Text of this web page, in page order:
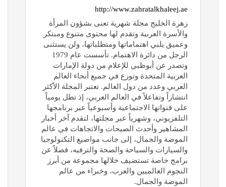
http://www.zahratalkhaleej.ae
زهرة الخليج مجلة شهرية تعنى بشؤون المرأة
والأسرة العربية وتقدم لها محتوى متنوع ومبتكر
وعميق يلبي اهتماماتها ومتطلباتها، ولن يستثنى
الرجل من دائرة الاهتمام. تأسست عام 1979
وتصدر عن أبوظبي للإعلام من دولة الإمارات
العربية المتحدة وتوزع في جميع أنحاء العالم
العربي وعدد من دول العالم. تعتبر المجلة الأكثر
انتشاراً وتفاعلاً في العالم العربي، إذ تطل يومياً
على قنواتها الاجتماعية وأسبوعياً عبر برنامجها
التلفزيوني، وشهرياً عبر مجلتها، لتقدم آخر أخبار
المشاهير وأحدث الصيحات والاتجاهات في عالم
الموضة والجمال، إلى جانب مواضيع التكنولوجيا
والسيارات والسياحة والصحة والترفيه، فضلاً عن
برامج خاصة تستضيف خلالها مجموعة من أبرز
النجوم العالميين والعرب، وخبراء من عالم
الموضة والجمال.